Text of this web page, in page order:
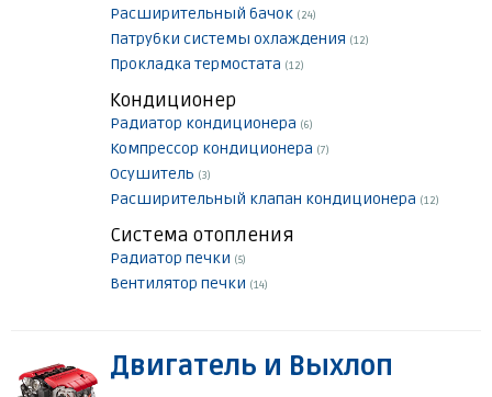
Расширительный бачок (24)
Патрубки системы охлаждения (12)
Прокладка термостата (12)
Кондиционер
Радиатор кондиционера (6)
Компрессор кондиционера (7)
Осушитель (3)
Расширительный клапан кондиционера (12)
Система отопления
Радиатор печки (5)
Вентилятор печки (14)
Двигатель и Выхлоп